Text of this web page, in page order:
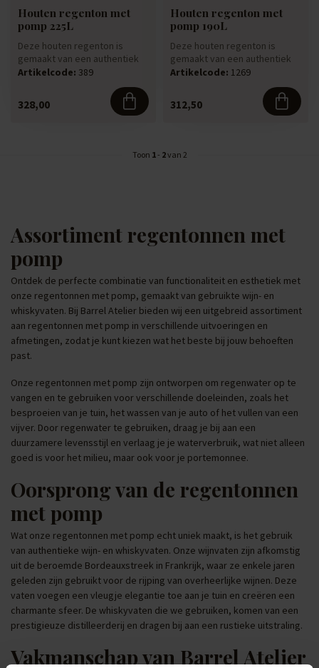
Houten regenton met
pomp 225L
Deze houten regenton is
gemaakt van een authentiek
eiken wijnvat. De houten
Artikelcode: 389
328,00
Houten regenton met
pomp 190L
Deze houten regenton is
gemaakt van een authentiek
eiken whiskyvat. Deze houten
Artikelcode: 1269
312,50
Toon 1- 2van 2
Assortiment regentonnen met
pomp
Ontdek de perfecte combinatie van functionaliteit en esthetiek met
onze regentonnen met pomp, gemaakt van gebruikte wijn- en
whiskyvaten. Bij Barrel Atelier bieden wij een uitgebreid assortiment
aan regentonnen met pomp in verschillende uitvoeringen en
afmetingen, zodat je kunt kiezen wat het beste bij jouw behoeften
past.
Onze regentonnen met pomp zijn ontworpen om regenwater op te
vangen en te gebruiken voor verschillende doeleinden, zoals het
besproeien van je tuin, het wassen van je auto of het vullen van een
vijver. Door regenwater te gebruiken, draag je bij aan een
duurzamere levensstijl en verlaag je je waterverbruik, wat niet alleen
goed is voor het milieu, maar ook voor je portemonnee.
Oorsprong van de regentonnen
met pomp
Wat onze regentonnen met pomp echt uniek maakt, is het gebruik
van authentieke wijn- en whiskyvaten. Onze wijnvaten zijn afkomstig
uit de beroemde Bordeauxstreek in Frankrijk, waar ze enkele jaren
geleden zijn gebruikt voor de rijping van overheerlijke wijnen. Deze
vaten voegen een vleugje elegantie toe aan je tuin en creëren een
charmante sfeer. De whiskyvaten die we gebruiken, komen van een
prestigieuze distilleerderij en dragen bij aan een rustieke uitstraling.
Vakmanschap van Barrel Atelier